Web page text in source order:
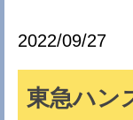
2022/09/27
東急ハン